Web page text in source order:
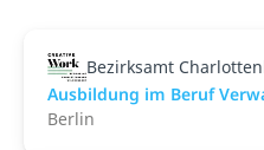
Bezirksamt
Ausbildung im Beruf
Berlin